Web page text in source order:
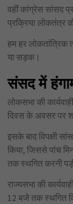
वहीं कांग्रेस सांसद
प्रक्रिया लोकतंत्र
हम हर लोकतांत्रिक
या सड़क।
संसद में
लोकसभा की
दिवस के अवसर पर
इसके बाद विपक्षी
किया, जिससे पांच
तक स्थगित करनी
राज्यसभा की
12 बजे तक स्थगित